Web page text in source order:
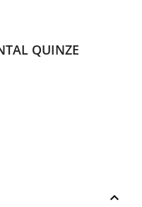
QUINZE
keyboard_arrow_up